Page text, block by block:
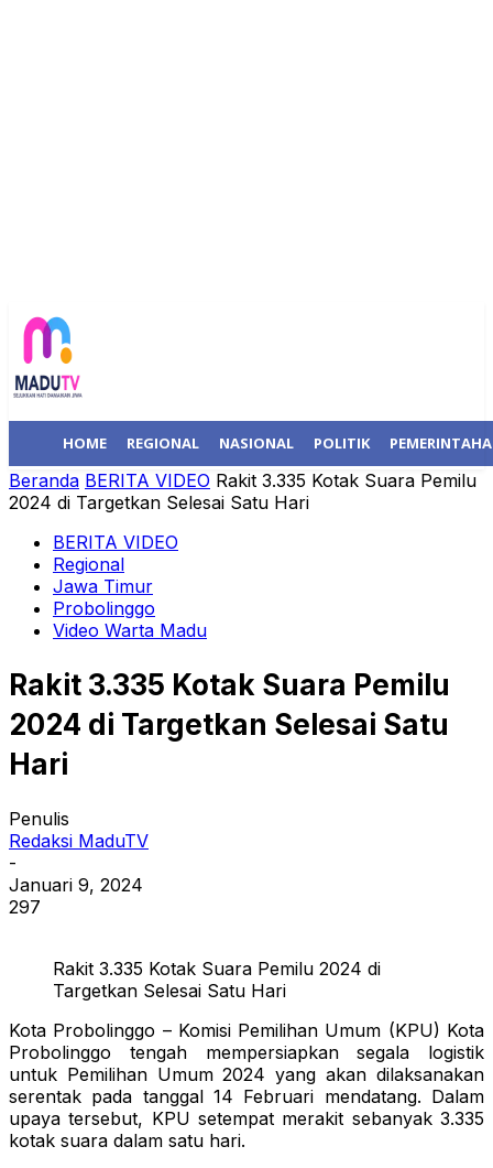
HOME REGIONAL NASIONAL POLITIK
Beranda BERITA VIDEO Rakit 3.335 Kotak Suara Pemilu
2024 di Targetkan Selesai Satu Hari
BERITA VIDEO
Regional
Jawa Timur
Probolinggo
Video Warta Madu
Rakit 3.335 Kotak Suara Pemilu
2024 di Targetkan Selesai Satu
Hari
Penulis
Redaksi MaduTV
-
Januari 9, 2024
297
Rakit 3.335 Kotak Suara Pemilu 2024 di
Targetkan Selesai Satu Hari
Kota Probolinggo – Komisi Pemilihan Umum (KPU) Kota
Probolinggo tengah mempersiapkan segala logistik
untuk Pemilihan Umum 2024 yang akan dilaksanakan
serentak pada tanggal 14 Februari mendatang. Dalam
upaya tersebut, KPU setempat merakit sebanyak 3.335
kotak suara dalam satu hari.